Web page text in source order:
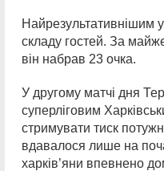
Найрезультативнішим у
складу гостей. За
він набрав 23 очка.
У другому матчі дня
суперліговим
стримувати тиск
вдавалося лише на
харків’яни впевнено